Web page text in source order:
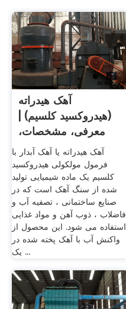
آهک هیدراته
(هیدروکسید کلسیم) |
معرفی، مشخصات،
آهک هیدراته یا آهک آبدار با
فرمول مولکولی هیدروکسید
کلسیم یک ماده شیمیایی تولید
شده از سنگ آهک است که در
صنایع ساختمانی ، تصفیه آب و
فاضلاب ، ذوب آهن و مواد غذایی
استفاده می شود. این محصول از
واکنش آب با آهک پخته شده در
یک ...